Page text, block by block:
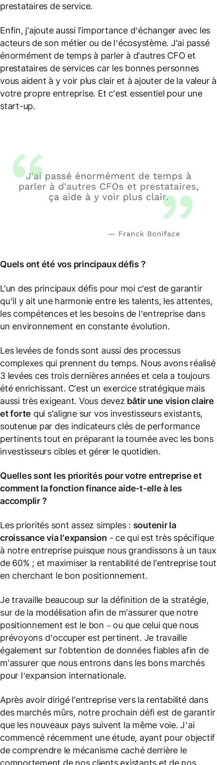
prestataires de service.
Enfin, j'ajoute aussi l'importance d’échanger avec les
acteurs de son métier ou de l’écosystème. J'ai passé
énormément de temps à parler à d'autres CFO et
prestataires de services car les bonnes personnes
vous aident à y voir plus clair et à ajouter de la valeur à
votre propre entreprise. Et c'est essentiel pour une
start-up.
Quels ont été vos principaux défis ?
L'un des principaux défis pour moi c'est de garantir
qu’il y ait une harmonie entre les talents, les attentes,
les compétences et les besoins de l’entreprise dans
un environnement en constante évolution.
Les levées de fonds sont aussi des processus
complexes qui prennent du temps. Nous avons réalisé
3 levées ces trois dernières années et cela a toujours
été enrichissant. C'est un exercice stratégique mais
aussi très exigeant. Vous devez bâtir une vision claire
et forte qui s'aligne sur vos investisseurs existants,
soutenue par des indicateurs clés de performance
pertinents tout en préparant la tournée avec les bons
investisseurs cibles et gérer le quotidien.
Quelles sont les priorités pour votre entreprise et
comment la fonction finance aide-t-elle à les
accomplir ?
Les priorités sont assez simples : soutenir la
croissance via l'expansion - ce qui est très spécifique
à notre entreprise puisque nous grandissons à un taux
de 60% ; et maximiser la rentabilité de l'entreprise tout
en cherchant le bon positionnement.
Je travaille beaucoup sur la définition de la stratégie,
sur de la modélisation afin de m'assurer que notre
positionnement est le bon – ou que celui que nous
prévoyons d’occuper est pertinent. Je travaille
également sur l'obtention de données fiables afin de
m'assurer que nous entrons dans les bons marchés
pour l’expansion internationale.
Après avoir dirigé l'entreprise vers la rentabilité dans
des marchés mûrs, notre prochain défi est de garantir
que les nouveaux pays suivent la même voie. J’ai
commencé récemment une étude, ayant pour objectif
de comprendre le mécanisme caché derrière le
comportement de nos clients existants et de nos